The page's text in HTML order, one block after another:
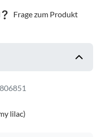
lilac)